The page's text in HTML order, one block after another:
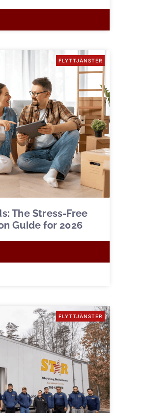
FLYTTJÄNSTER
The Stress-Free
Guide for 2026
FLYTTJÄNSTER